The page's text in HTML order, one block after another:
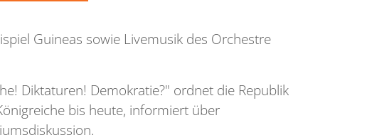
Guineas sowie Livemusik des Orchestre
Diktaturen! Demokratie?" ordnet die Republik
bis heute, informiert über